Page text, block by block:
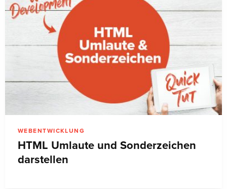
WEBENTWICKLUNG
HTML Umlaute und Sonderzeichen
darstellen